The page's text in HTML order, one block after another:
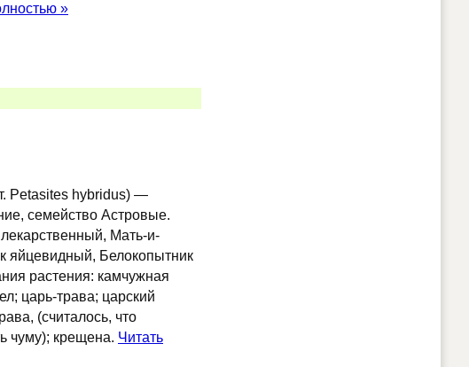
»
Petasites hybridus) —
семейство Астровые.
Мать-и-
яйцевидный, Белокопытник
растения: камчужная
царь-трава; царский
(считалось, что
чуму); крещена. Читать